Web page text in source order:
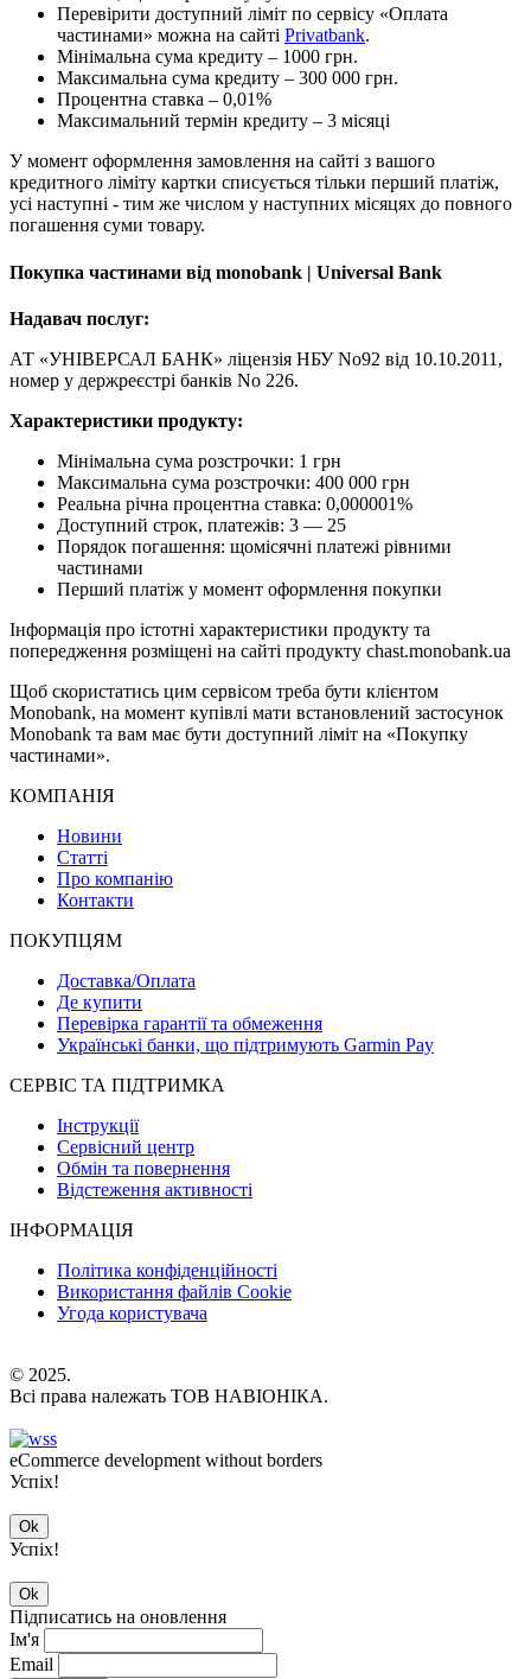
Перевірити доступний ліміт по сервісу «Оплата
частинами» можна на сайті Privatbank.
Мінімальна сума кредиту – 1000 грн.
Максимальна сума кредиту – 300 000 грн.
Процентна ставка – 0,01%
Максимальний термін кредиту – 3 місяці
У момент оформлення замовлення на сайті з вашого
кредитного ліміту картки списується тільки перший платіж,
усі наступні - тим же числом у наступних місяцях до повного
погашення суми товару.
Покупка частинами від monobank | Universal Bank
Надавач послуг:
АТ «УНІВЕРСАЛ БАНК» ліцензія НБУ No92 від 10.10.2011,
номер у держреєстрі банків No 226.
Характеристики продукту:
Мінімальна сума розстрочки: 1 грн
Максимальна сума розстрочки: 400 000 грн
Реальна річна процентна ставка: 0,000001%
Доступний строк, платежів: 3 — 25
Порядок погашення: щомісячні платежі рівними
частинами
Перший платіж у момент оформлення покупки
Інформація про істотні характеристики продукту та
попередження розміщені на сайті продукту chast.monobank.ua
Щоб скористатись цим сервісом треба бути клієнтом
Monobank, на момент купівлі мати встановлений застосунок
Monobank та вам має бути доступний ліміт на «Покупку
частинами».
КОМПАНІЯ
Новини
Статті
Про компанію
Контакти
ПОКУПЦЯМ
Доставка/Оплата
Де купити
Перевірка гарантії та обмеження
Українські банки, що підтримують Garmin Pay
СЕРВІС ТА ПІДТРИМКА
Інструкції
Сервісний центр
Обмін та повернення
Відстеження активності
ІНФОРМАЦІЯ
Політика конфіденційності
Використання файлів Cookie
Угода користувача
© 2025.
Всі права належать ТОВ НАВІОНІКА.
eCommerce development without borders
Успіх!
Ok
Успіх!
Ok
Підписатись на оновлення
Ім'я
Email